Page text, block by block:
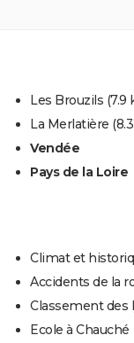
Les Brouzils (7.9
La Merlatière
Vendée
Pays de la Loire
Climat et
Accidents de la
Classement des
Ecole à Chauché